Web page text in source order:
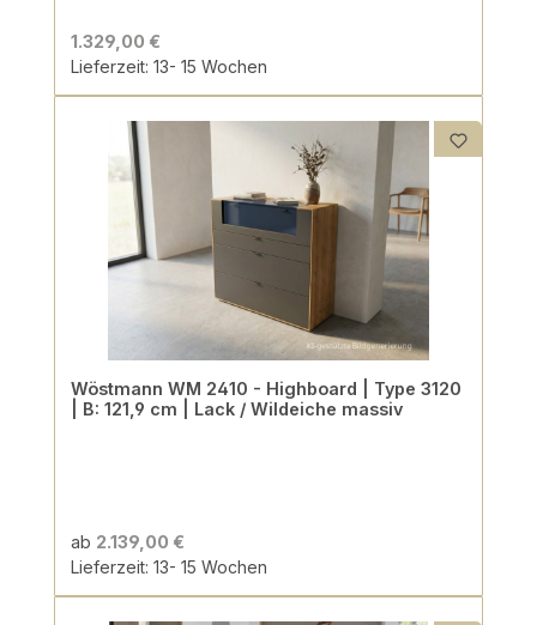
1.329,00 €
Lieferzeit: 13- 15 Wochen
Wöstmann WM 2410 - Highboard | Type 3120
| B: 121,9 cm | Lack / Wildeiche massiv
ab 2.139,00 €
Lieferzeit: 13- 15 Wochen